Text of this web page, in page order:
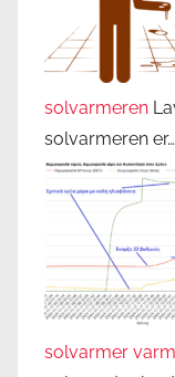
solvarmeren
solvarmeren er…
solvarmer